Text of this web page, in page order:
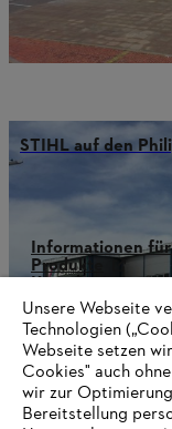
STIHL auf den
Informationen
Produkte
Kontakt
Karriere
Unsere Webseite
Technologien
Webseite setzen
Cookies" auch
wir zur
Bereitstellung